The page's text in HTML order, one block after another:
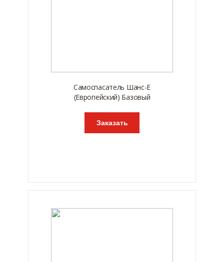
Самоспасатель Шанс-Е
(Европейский) Базовый
Заказать